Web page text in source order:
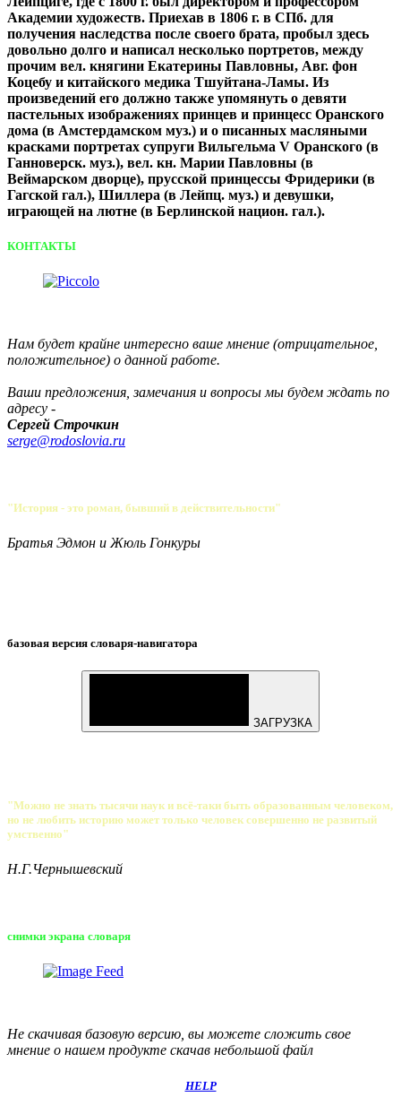
Академии художеств. Приехав в 1806 г. в СПб. для
получения наследства после своего брата, пробыл здесь
довольно долго и написал несколько портретов, между
прочим вел. княгини Екатерины Павловны, Авг. фон
Коцебу и китайского медика Тшуйтана-Ламы. Из
произведений его должно также упомянуть о девяти
пастельных изображениях принцев и принцесс Оранского
дома (в Амстердамском муз.) и о писанных масляными
красками портретах супруги Вильгельма V Оранского (в
Ганноверск. муз.), вел. кн. Марии Павловны (в
Веймарском дворце), прусской принцессы Фридерики (в
Гагской гал.), Шиллера (в Лейпц. муз.) и девушки,
играющей на лютне (в Берлинской национ. гал.).
КОНТАКТЫ
Нам будет крайне интересно ваше мнение (отрицательное,
положительное) о данной работе.
Ваши предложения, замечания и вопросы мы будем ждать по
адресу -
Сергей Строчкин
serge@rodoslovia.ru
"История - это роман, бывший в действительности"
Братья Эдмон и Жюль Гонкуры
базовая версия словаря-навигатора
ЗАГРУЗКА
"Можно не знать тысячи наук и всё-таки быть образованным человеком,
но не любить историю может только человек совершенно не развитый
умственно"
Н.Г.Чернышевский
снимки экрана словаря
Не скачивая базовую версию, вы можете сложить свое
мнение о нашем продукте скачав небольшой файл
HELP